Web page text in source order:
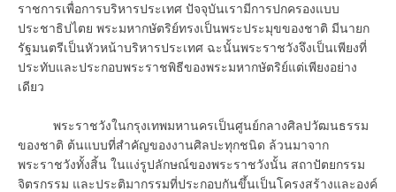
ราชการเพื่อการบริหารประเทศ ปัจจุบันเรามีการปกครองแบบ
ประชาธิปไตย พระมหากษัตริย์ทรงเป็นพระประมุขของชาติ มีนายก
รัฐมนตรีเป็นหัวหน้าบริหารประเทศ ฉะนั้นพระราชวังจึงเป็นเพียงที่
ประทับและประกอบพระราชพิธีของพระมหากษัตริย์แต่เพียงอย่าง
เดียว
พระราชวังในกรุงเทพมหานครเป็นศูนย์กลางศิลปวัฒนธรรม
ของชาติ ต้นแบบที่สำคัญของงานศิลปะทุกชนิด ล้วนมาจาก
พระราชวังทั้งสิ้น ในแง่รูปลักษณ์ของพระราชวังนั้น สถาปัตยกรรม
จิตรกรรม และประติมากรรมที่ประกอบกันขึ้นเป็นโครงสร้างและองค์